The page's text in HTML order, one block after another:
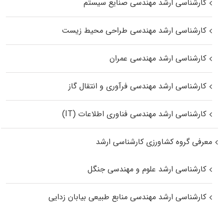
کارشناسی ارشد مهندسی صنایع سیستم
کارشناسی ارشد مهندسی طراحی محیط زیست
کارشناسی ارشد مهندسی عمران
کارشناسی ارشد مهندسی فرآوری و انتقال گاز
کارشناسی ارشد مهندسی فناوری اطلاعات (IT)
معرفی گروه کشاورزی کارشناسی ارشد
کارشناسی ارشد علوم و مهندسی جنگل
کارشناسی ارشد مهندسی منابع طبیعی بیابان زدایی